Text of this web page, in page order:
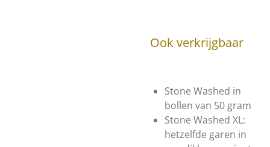
Ook verkrijgbaar
Stone Washed in
bollen van 50 gram
Stone Washed XL:
hetzelfde garen in